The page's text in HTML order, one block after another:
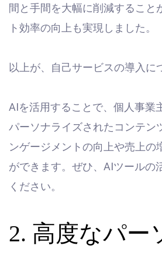
間と手間を大幅に削減すること
ト効率の向上も実現しました。
以上が、自己サービスの導入に
AIを活用することで、個人事業
パーソナライズされたコンテン
ンゲージメントの向上や売上の
ができます。ぜひ、AIツールの
ください。
2. 高度なパー